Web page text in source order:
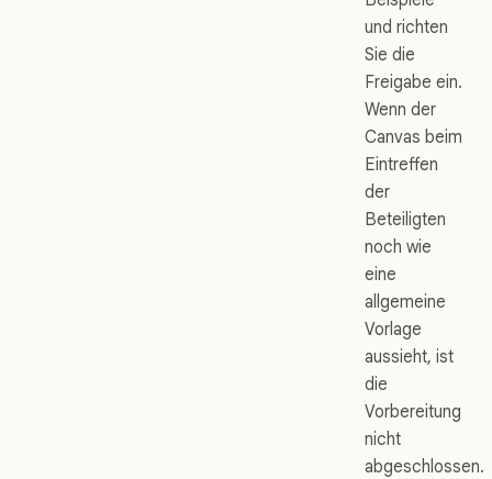
und richten
Sie die
Freigabe ein.
Wenn der
Canvas beim
Eintreffen
der
Beteiligten
noch wie
eine
allgemeine
Vorlage
aussieht, ist
die
Vorbereitung
nicht
abgeschlossen.